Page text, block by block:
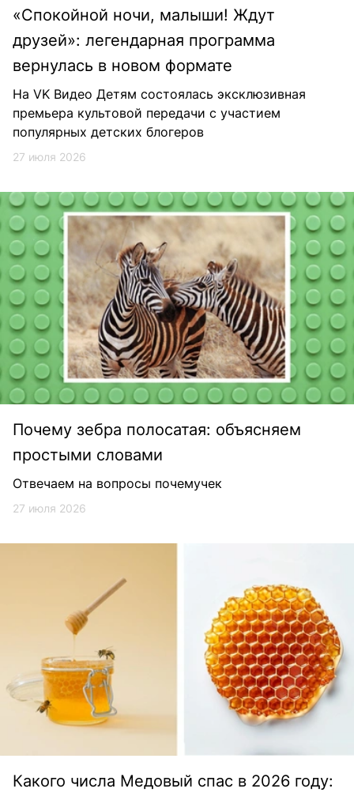
«Спокойной ночи, малыши! Ждут
друзей»: легендарная программа
вернулась в новом формате
На VK Видео Детям состоялась эксклюзивная
премьера культовой передачи с участием
популярных детских блогеров
27 июля 2026
Почему зебра полосатая: объясняем
простыми словами
Отвечаем на вопросы почемучек
27 июля 2026
Какого числа Медовый спас в 2026 году: